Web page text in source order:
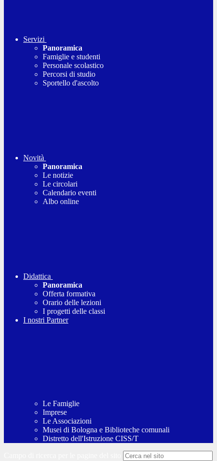
Servizi
Panoramica
Famiglie e studenti
Personale scolastico
Percorsi di studio
Sportello d'ascolto
Novità
Panoramica
Le notizie
Le circolari
Calendario eventi
Albo online
Didattica
Panoramica
Offerta formativa
Orario delle lezioni
I progetti delle classi
I nostri Partner
Le Famiglie
Imprese
Le Associazioni
Musei di Bologna e Biblioteche comunali
Distretto dell'Istruzione CISS/T